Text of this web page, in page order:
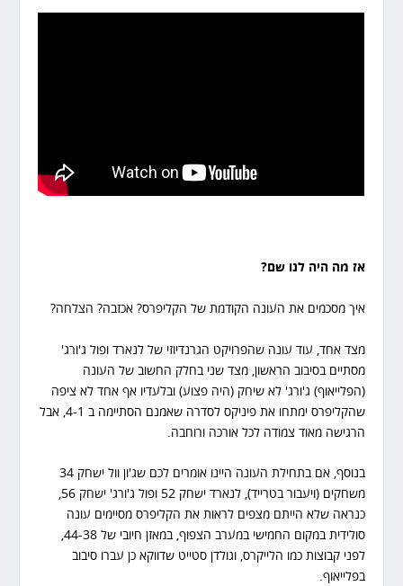
אז מה היה לנו שם?
איך מסכמים את העונה הקודמת של הקליפרס? אכזבה? הצלחה?
מצד אחד, עוד עונה שהפרויקט הגרנדיוזי של לנארד ופול ג'ורג'
מסתיים בסיבוב הראשון, מצד שני בחלק החשוב של העונה
(הפלייאוף) ג'ורג' לא שיחק (היה פצוע) ובלעדיו אף אחד לא ציפה
שהקליפרס ימתחו את פיניקס לסדרה שאמנם הסתיימה ב 4-1, אבל
הרגישה מאוד צמודה לכל אורכה ורוחבה.
בנוסף, אם בתחילת העונה היינו אומרים לכם שג'ון וול ישחק 34
משחקים (ויעבור בטרייד), לנארד ישחק 52 ופול ג'ורג' ישחק 56,
כנראה שלא הייתם מצפים לראות את הקליפרס מסיימים עונה
סולידית במקום החמישי במערב הצפוף, במאזן חיובי של 44-38,
לפני קבוצות כמו הלייקרס, וגולדן סטייט שדווקא כן עברו סיבוב
בפלייאוף.